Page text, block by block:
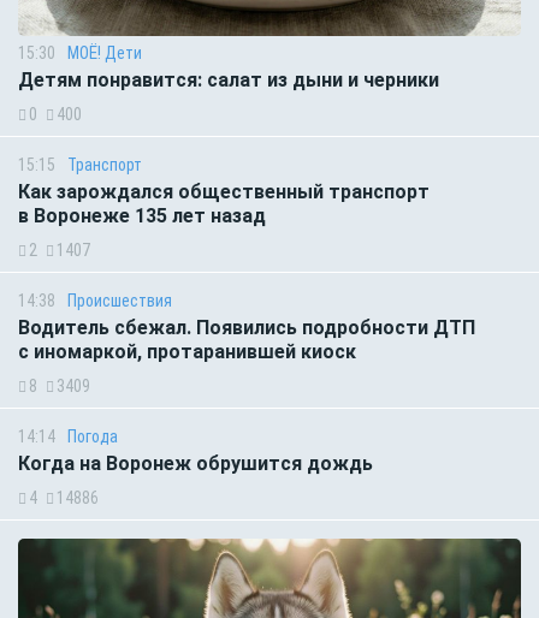
15:30 МОЁ! Дети
Детям понравится: салат из дыни и черники
0 400
15:15 Транспорт
Как зарождался общественный транспорт
в Воронеже 135 лет назад
2 1407
14:38 Происшествия
Водитель сбежал. Появились подробности ДТП
с иномаркой, протаранившей киоск
8 3409
14:14 Погода
Когда на Воронеж обрушится дождь
4 14886